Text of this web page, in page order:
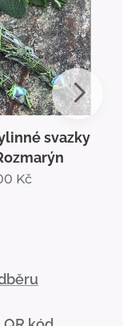
svazky
Kč